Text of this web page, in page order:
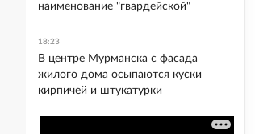
наименование "гвардейской"
18:23
В центре Мурманска с фасада
жилого дома осыпаются куски
кирпичей и штукатурки